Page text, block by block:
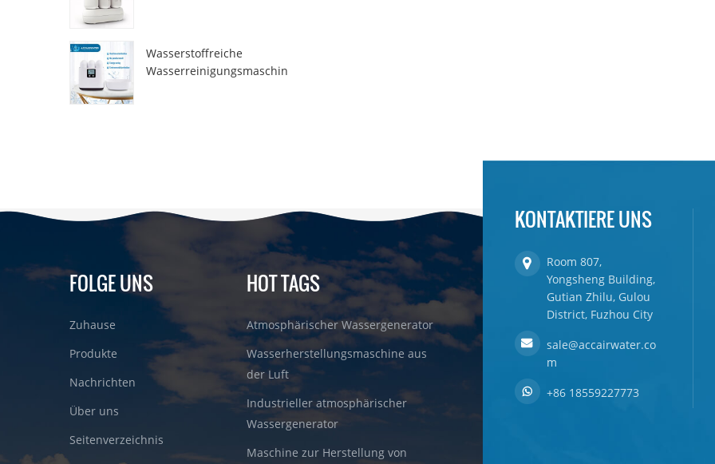
Wasserstoffreiche
Wasserreinigungsmaschin
FOLGE UNS
Zuhause
Produkte
Nachrichten
Über uns
Seitenverzeichnis
HOT TAGS
Atmosphärischer Wassergenerator
Wasserherstellungsmaschine aus
der Luft
Industrieller atmosphärischer
Wassergenerator
Maschine zur Herstellung von
KONTAKTIERE UNS
Room 807,
Yongsheng Building,
Gutian Zhilu, Gulou
District, Fuzhou City
sale@accairwater.co
m
+86 18559227773